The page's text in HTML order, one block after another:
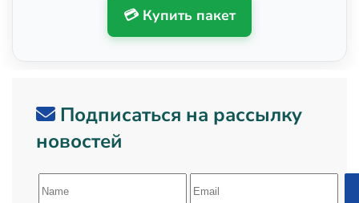
💳 Купить пакет
Подписаться на рассылку
новостей